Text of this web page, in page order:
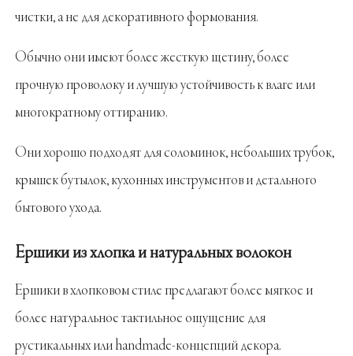
чистки, а не для декоративного формования.
Обычно они имеют более жесткую щетину, более
прочную проволоку и лучшую устойчивость к влаге или
многократному оттиранию.
Они хорошо подходят для соломинок, небольших трубок,
крышек бутылок, кухонных инструментов и детального
бытового ухода.
Ершики из хлопка и натуральных волокон
Ершики в хлопковом стиле предлагают более мягкое и
более натуральное тактильное ощущение для
рустикальных или handmade-концепций декора.